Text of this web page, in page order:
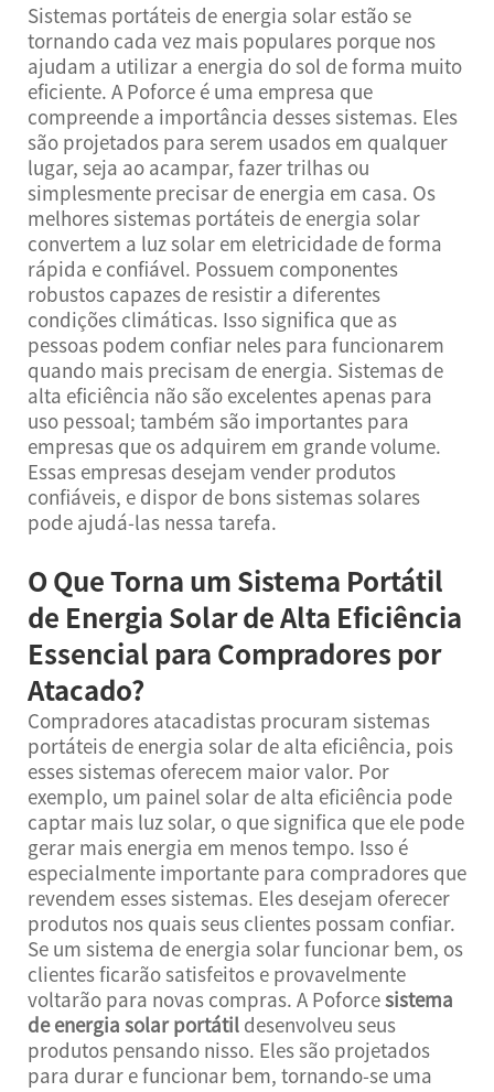
Sistemas portáteis de energia solar estão se
tornando cada vez mais populares porque nos
ajudam a utilizar a energia do sol de forma muito
eficiente. A Poforce é uma empresa que
compreende a importância desses sistemas. Eles
são projetados para serem usados em qualquer
lugar, seja ao acampar, fazer trilhas ou
simplesmente precisar de energia em casa. Os
melhores sistemas portáteis de energia solar
convertem a luz solar em eletricidade de forma
rápida e confiável. Possuem componentes
robustos capazes de resistir a diferentes
condições climáticas. Isso significa que as
pessoas podem confiar neles para funcionarem
quando mais precisam de energia. Sistemas de
alta eficiência não são excelentes apenas para
uso pessoal; também são importantes para
empresas que os adquirem em grande volume.
Essas empresas desejam vender produtos
confiáveis, e dispor de bons sistemas solares
pode ajudá-las nessa tarefa.
O Que Torna um Sistema Portátil
de Energia Solar de Alta Eficiência
Essencial para Compradores por
Atacado?
Compradores atacadistas procuram sistemas
portáteis de energia solar de alta eficiência, pois
esses sistemas oferecem maior valor. Por
exemplo, um painel solar de alta eficiência pode
captar mais luz solar, o que significa que ele pode
gerar mais energia em menos tempo. Isso é
especialmente importante para compradores que
revendem esses sistemas. Eles desejam oferecer
produtos nos quais seus clientes possam confiar.
Se um sistema de energia solar funcionar bem, os
clientes ficarão satisfeitos e provavelmente
voltarão para novas compras. A Poforcesistema
de energia solar portátil desenvolveu seus
produtos pensando nisso. Eles são projetados
para durar e funcionar bem, tornando-se uma